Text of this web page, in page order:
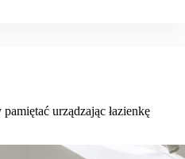
urządzając łazienkę